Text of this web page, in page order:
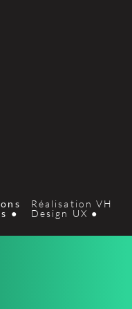
●
Réalisation VH
Design UX ●